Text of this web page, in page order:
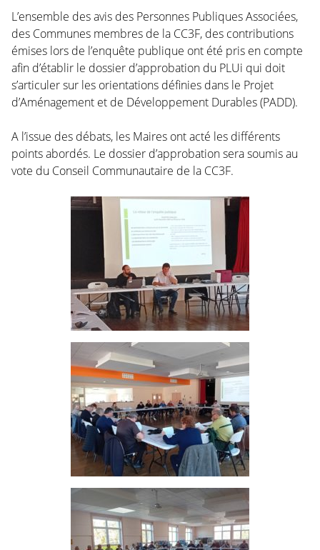
L’ensemble des avis des Personnes Publiques Associées,
des Communes membres de la CC3F, des contributions
émises lors de l’enquête publique ont été pris en compte
afin d’établir le dossier d’approbation du PLUi qui doit
s’articuler sur les orientations définies dans le Projet
d’Aménagement et de Développement Durables (PADD).
A l’issue des débats, les Maires ont acté les différents
points abordés. Le dossier d’approbation sera soumis au
vote du Conseil Communautaire de la CC3F.